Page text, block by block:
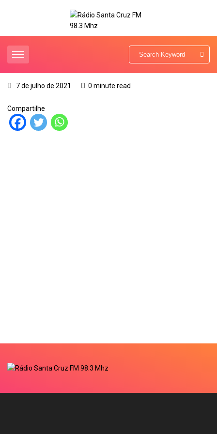
7 de julho de 2021 0 minute read
Compartilhe